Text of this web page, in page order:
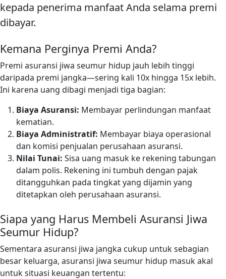
kepada penerima manfaat Anda selama premi
dibayar.
Kemana Perginya Premi Anda?
Premi asuransi jiwa seumur hidup jauh lebih tinggi
daripada premi jangka—sering kali 10x hingga 15x lebih.
Ini karena uang dibagi menjadi tiga bagian:
Biaya Asuransi: Membayar perlindungan manfaat
kematian.
Biaya Administratif: Membayar biaya operasional
dan komisi penjualan perusahaan asuransi.
Nilai Tunai: Sisa uang masuk ke rekening tabungan
dalam polis. Rekening ini tumbuh dengan pajak
ditangguhkan pada tingkat yang dijamin yang
ditetapkan oleh perusahaan asuransi.
Siapa yang Harus Membeli Asuransi Jiwa
Seumur Hidup?
Sementara asuransi jiwa jangka cukup untuk sebagian
besar keluarga, asuransi jiwa seumur hidup masuk akal
untuk situasi keuangan tertentu: